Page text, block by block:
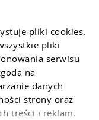
pliki cookies.
pliki
serwisu
na
danych
strony oraz
treści i reklam.